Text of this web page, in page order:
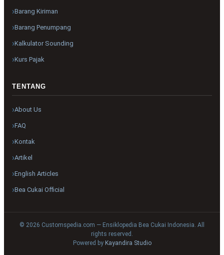
Barang Kiriman
Barang Penumpang
Kalkulator Sounding
Kurs Pajak
TENTANG
About Us
FAQ
Kontak
Artikel
English Articles
Bea Cukai Official
© 2026 Customspedia.com — Ensiklopedia Bea Cukai Indonesia. All
rights reserved.
Powered by Kayandira Studio